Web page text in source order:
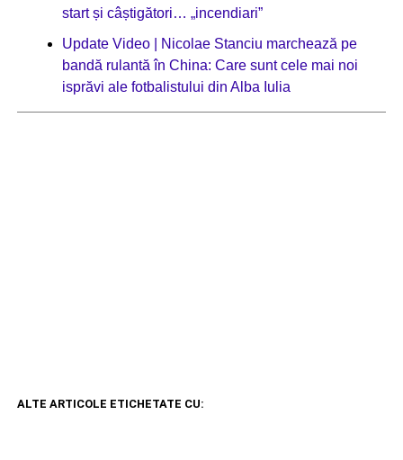
start și câștigători… „incendiari”
Update Video | Nicolae Stanciu marchează pe
bandă rulantă în China: Care sunt cele mai noi
isprăvi ale fotbalistului din Alba Iulia
ALTE ARTICOLE ETICHETATE CU: